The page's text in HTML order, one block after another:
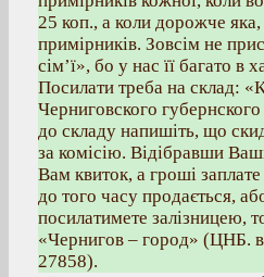
25 коп., а коли дорожче яка,
примірників. Зовсім не
сім’ї», бо у нас її багато в
Посилати треба на склад:
Черниговского
до складу напишіть, що
за комісію. Відібравши
Вам квиток, а гроші
до того часу продається,
посилатимете залізницею,
«Чернигов – город» (ЦНБ.
27858).